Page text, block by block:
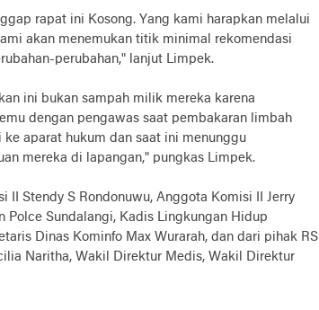
rapat ini Kosong. Yang kami harapkan melalui
akan menemukan titik minimal rekomendasi
perubahan," lanjut Limpek.
ini bukan sampah milik mereka karena
dengan pengawas saat pembakaran limbah
aparat hukum dan saat ini menunggu
mereka di lapangan," pungkas Limpek.
Stendy S Rondonuwu, Anggota Komisi II Jerry
Polce Sundalangi, Kadis Lingkungan Hidup
Dinas Kominfo Max Wurarah, dan dari pihak RS
Naritha, Wakil Direktur Medis, Wakil Direktur